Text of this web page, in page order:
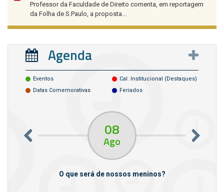
Professor da Faculdade de Direito comenta, em reportagem
da Folha de S.Paulo, a proposta...
Agenda
Eventos
Cal. Institucional (destaques)
Datas Comemorativas
Feriados
08
Ago
O que será de nossos meninos?